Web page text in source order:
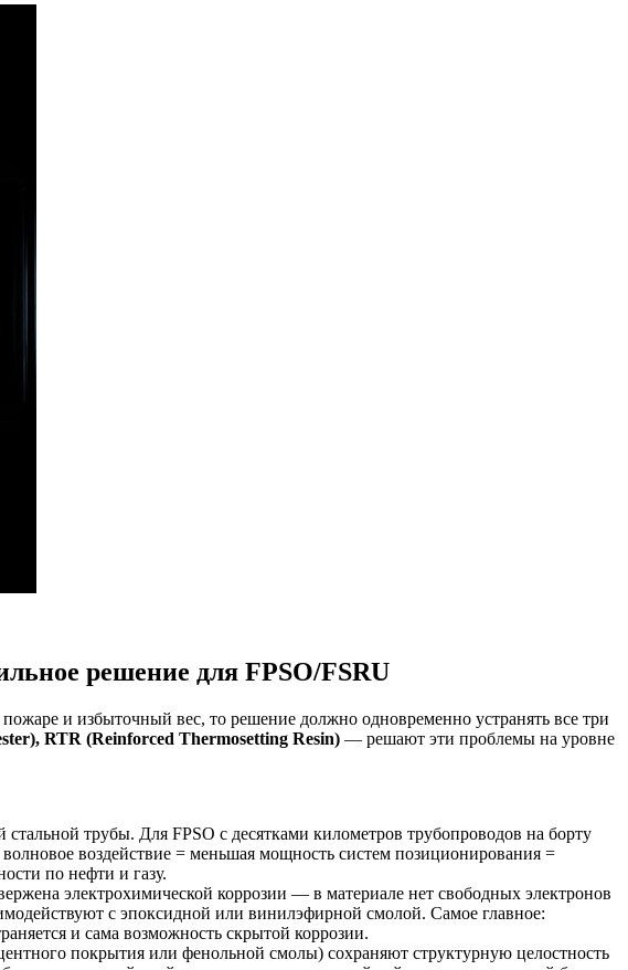
решение для FPSO/FSRU
и избыточный вес, то решение должно одновременно устранять все три
RTR (Reinforced Thermosetting Resin) — решают эти проблемы на уровне
стальной трубы. Для FPSO с десятками километров трубопроводов на борту
воздействие = меньшая мощность систем позиционирования =
по нефти и газу.
электрохимической коррозии — в материале нет свободных электронов
с эпоксидной или винилэфирной смолой. Самое главное:
и сама возможность скрытой коррозии.
покрытия или фенольной смолы) сохраняют структурную целостность